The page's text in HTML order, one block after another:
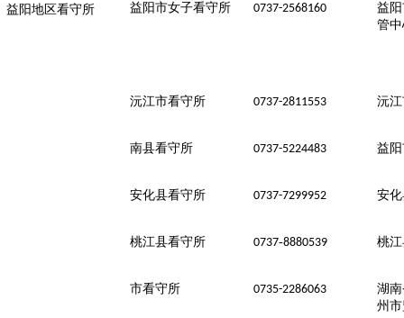
益阳地区看守所 益阳市女子看守所 0737-2568160
益
管
沅江市看守所 0737-2811553 沅
南县看守所 0737-5224483 益
安化县看守所 0737-7299952 安
桃江县看守所 0737-8880539 桃
市看守所 0735-2286063
湖
州